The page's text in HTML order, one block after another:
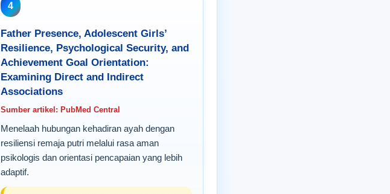
4
Father Presence, Adolescent Girls’
Resilience, Psychological Security, and
Achievement Goal Orientation:
Examining Direct and Indirect
Associations
Sumber artikel: PubMed Central
Menelaah hubungan kehadiran ayah dengan
resiliensi remaja putri melalui rasa aman
psikologis dan orientasi pencapaian yang lebih
adaptif.